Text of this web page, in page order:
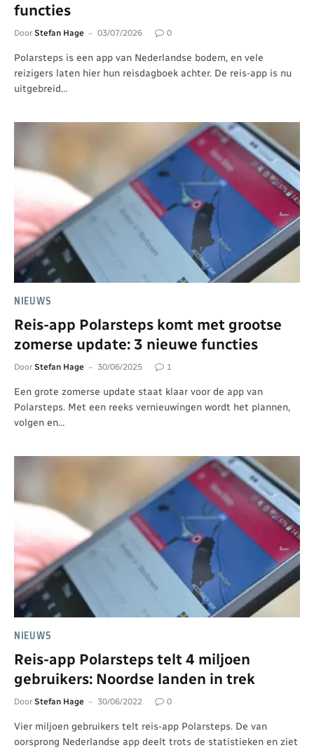
functies
Door Stefan Hage 03/07/2026 0
Polarsteps is een app van Nederlandse bodem, en vele
reizigers laten hier hun reisdagboek achter. De reis-app is nu
uitgebreid…
NIEUWS
Reis-app Polarsteps komt met grootse
zomerse update: 3 nieuwe functies
Door Stefan Hage 30/06/2025 1
Een grote zomerse update staat klaar voor de app van
Polarsteps. Met een reeks vernieuwingen wordt het plannen,
volgen en…
NIEUWS
Reis-app Polarsteps telt 4 miljoen
gebruikers: Noordse landen in trek
Door Stefan Hage 30/06/2022 0
Vier miljoen gebruikers telt reis-app Polarsteps. De van
oorsprong Nederlandse app deelt trots de statistieken en ziet